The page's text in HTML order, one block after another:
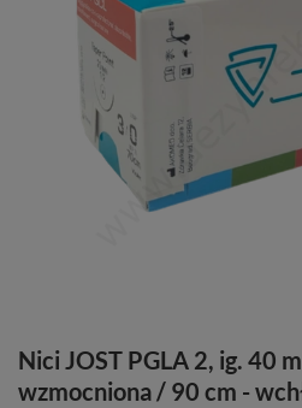
Nici JOST PGLA 2, ig. 40
wzmocniona / 90 cm -